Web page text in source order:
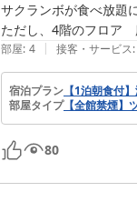
サクランボが食べ放題
ただし、4階のフロア
部屋: 4 | 接客・サービス:
宿泊プラン 【1泊朝食付
部屋タイプ【全館禁煙】
80